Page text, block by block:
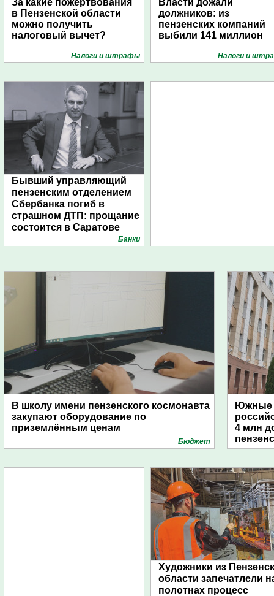
За какие пожертвования
в Пензенской области
можно получить
налоговый вычет?
Налоги и штрафы
Власти дожали
должников: из
пензенских компаний
выбили 141 миллион
Налоги и
Бывший управляющий
пензенским отделением
Сбербанка погиб в
страшном ДТП: прощание
состоится в Саратове
Банки
В школу имени пензенского космонавта
закупают оборудование по
приземлённым ценам
Бюджет
Южные
4 млн
Художники из
области запечатлели
полотнах процесс